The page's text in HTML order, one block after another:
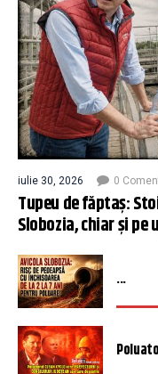
iulie 30, 2026 0
Tupeu de făptaș:
Slobozia, chiar și pe
...